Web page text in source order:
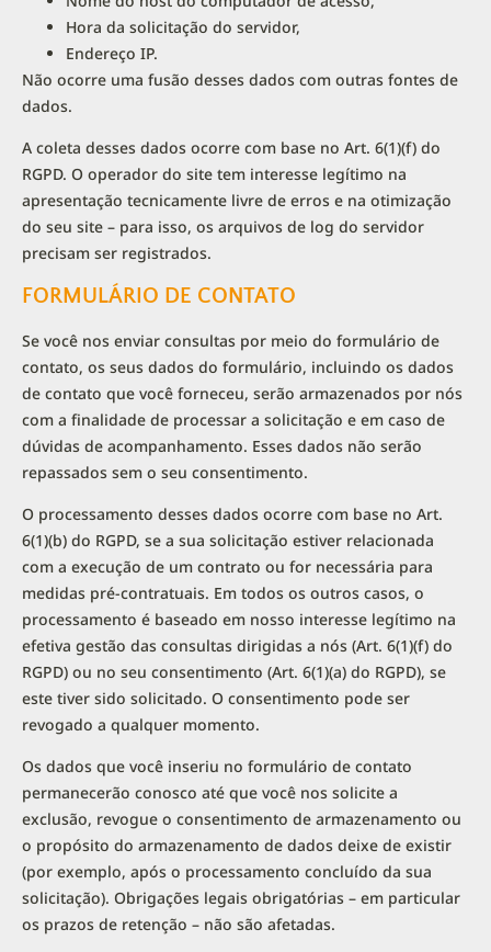
Hora da solicitação do servidor,
Endereço IP.
Não ocorre uma fusão desses dados com outras fontes de
dados.
A coleta desses dados ocorre com base no Art. 6(1)(f) do
RGPD. O operador do site tem interesse legítimo na
apresentação tecnicamente livre de erros e na otimização
do seu site – para isso, os arquivos de log do servidor
precisam ser registrados.
FORMULÁRIO DE CONTATO
Se você nos enviar consultas por meio do formulário de
contato, os seus dados do formulário, incluindo os dados
de contato que você forneceu, serão armazenados por nós
com a finalidade de processar a solicitação e em caso de
dúvidas de acompanhamento. Esses dados não serão
repassados sem o seu consentimento.
O processamento desses dados ocorre com base no Art.
6(1)(b) do RGPD, se a sua solicitação estiver relacionada
com a execução de um contrato ou for necessária para
medidas pré-contratuais. Em todos os outros casos, o
processamento é baseado em nosso interesse legítimo na
efetiva gestão das consultas dirigidas a nós (Art. 6(1)(f) do
RGPD) ou no seu consentimento (Art. 6(1)(a) do RGPD), se
este tiver sido solicitado. O consentimento pode ser
revogado a qualquer momento.
Os dados que você inseriu no formulário de contato
permanecerão conosco até que você nos solicite a
exclusão, revogue o consentimento de armazenamento ou
o propósito do armazenamento de dados deixe de existir
(por exemplo, após o processamento concluído da sua
solicitação). Obrigações legais obrigatórias – em particular
os prazos de retenção – não são afetadas.